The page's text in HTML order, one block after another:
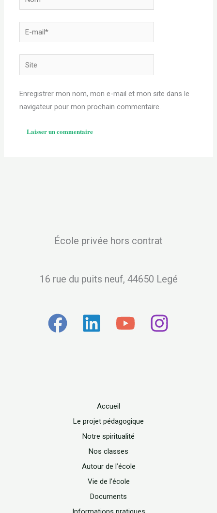
E-
mail*
Site
Enregistrer mon nom, mon e-mail et mon site dans le
navigateur pour mon prochain commentaire.
École privée hors contrat
16 rue du puits neuf, 44650 Legé
Accueil
Le projet pédagogique
Notre spiritualité
Nos classes
Autour de l’école
Vie de l’école
Documents